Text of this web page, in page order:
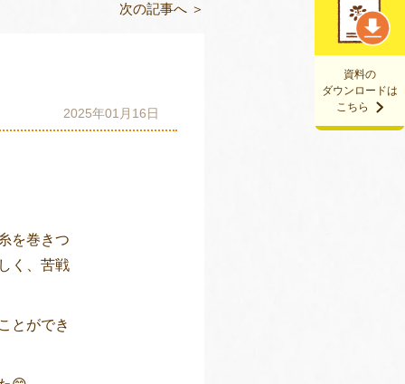
資料の
ダウンロードは
こちら
次の記事へ ＞
2025年01月16日
を巻きつ
く、苦戦
とができ